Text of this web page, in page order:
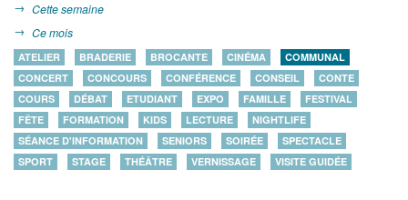
Cette semaine
Ce mois
ATELIER BRADERIE BROCANTE CINÉMA
COMMUNAL
CONCERT
CONCOURS CONFÉRENCE CONSEIL
CONTE
COURS
DÉBAT ETUDIANT EXPO FAMILLE
FESTIVAL
FÊTE
FORMATION KIDS LECTURE
NIGHTLIFE
SÉANCE D'INFORMATION
SENIORS SOIRÉE
SPECTACLE
SPORT
STAGE THÉÂTRE VERNISSAGE VISITE GUIDÉE